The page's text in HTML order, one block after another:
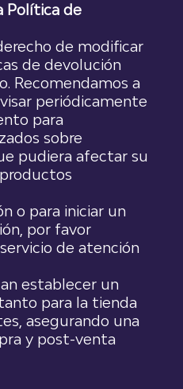
Política de
de modificar
de devolución
Recomendamos a
periódicamente
para
sobre
pudiera afectar su
o para iniciar un
por favor
de atención
establecer un
para la tienda
asegurando una
y post-venta